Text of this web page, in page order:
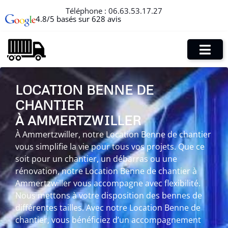
Téléphone : 06.63.53.17.27
4.8/5 basés sur 628 avis
LOCATION BENNE DE
CHANTIER
À AMMERTZWILLER
À Ammertzwiller, notre Location Benne de chantier
vous simplifie la vie pour tous vos projets. Que ce
soit pour un chantier, un débarras ou une
rénovation, notre Location Benne de chantier à
Ammertzwiller vous accompagne avec flexibilité.
Nous mettons à votre disposition des bennes de
différentes tailles. Avec notre Location Benne de
chantier, vous bénéficiez d’un accompagnement